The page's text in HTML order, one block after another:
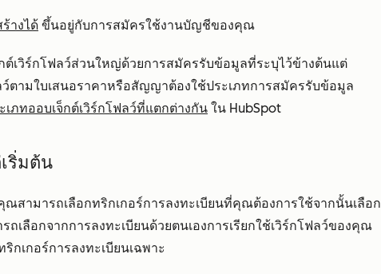
างได้ ขึ้นอยู่กับการสมัครใช้งานบัญชีของคุณ
ต์เวิร์กโฟลว์ส่วนใหญ่ด้วยการสมัครรับข้อมูลที่ระบุไว้ข้างต้นแต่
ว์ตามใบเสนอราคาหรือสัญญาต้องใช้ประเภทการสมัครรับข้อมูล
เภทออบเจ็กต์เวิร์กโฟลว์ที่แตกต่างกัน ใน HubSpot
ริ่มต้น
ณสามารถเลือกทริกเกอร์การลงทะเบียนที่คุณต้องการใช้จากนั้นเลือก
เลือกจากการลงทะเบียนด้วยตนเองการเรียกใช้เวิร์กโฟลว์ของคุณ
กเกอร์การลงทะเบียนเฉพาะ